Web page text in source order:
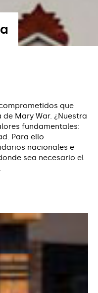
que
Mary War. ¿Nuestra
fundamentales:
Para ello
nacionales e
sea necesario el